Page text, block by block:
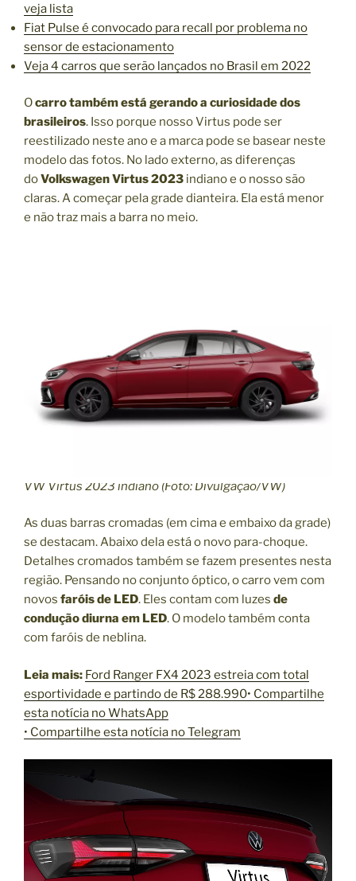
veja lista
Fiat Pulse é convocado para recall por problema no
sensor de estacionamento
Veja 4 carros que serão lançados no Brasil em 2022
Ocarro também está gerando a curiosidade dos
brasileiros. Isso porque nosso Virtus pode ser
reestilizado neste ano e a marca pode se basear neste
modelo das fotos. No lado externo, as diferenças
doVolkswagen Virtus 2023 indiano e o nosso são
claras. A começar pela grade dianteira. Ela está menor
e não traz mais a barra no meio.
VW Virtus 2023 indiano (Foto: Divulgação/VW)
As duas barras cromadas (em cima e embaixo da grade)
se destacam. Abaixo dela está o novo para-choque.
Detalhes cromados também se fazem presentes nesta
região. Pensando no conjunto óptico, o carro vem com
novos faróis de LED. Eles contam com luzes de
condução diurna em LED. O modelo também conta
com faróis de neblina.
Leia mais: Ford Ranger FX4 2023 estreia com total
esportividade e partindo de R$ 288.990• Compartilhe
esta notícia no WhatsApp
• Compartilhe esta notícia no Telegram